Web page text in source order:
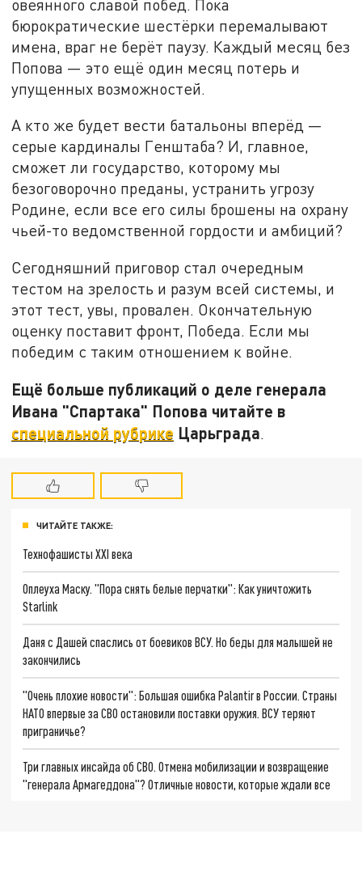
овеянного славой побед. Пока
бюрократические шестёрки перемалывают
имена, враг не берёт паузу. Каждый месяц без
Попова — это ещё один месяц потерь и
упущенных возможностей.
А кто же будет вести батальоны вперёд —
серые кардиналы Генштаба? И, главное,
сможет ли государство, которому мы
безоговорочно преданы, устранить угрозу
Родине, если все его силы брошены на охрану
чьей-то ведомственной гордости и амбиций?
Сегодняшний приговор стал очередным
тестом на зрелость и разум всей системы, и
этот тест, увы, провален. Окончательную
оценку поставит фронт, Победа. Если мы
победим с таким отношением к войне.
Ещё больше публикаций о деле генерала
Ивана "Спартака" Попова читайте в
специальной рубрике Царьграда.
ЧИТАЙТЕ ТАКЖЕ:
Технофашисты XXI века
Оплеуха Маску. "Пора снять белые перчатки": Как уничтожить
Starlink
Даня с Дашей спаслись от боевиков ВСУ. Но беды для малышей не
закончились
"Очень плохие новости": Большая ошибка Palantir в России. Страны
НАТО впервые за СВО остановили поставки оружия. ВСУ теряют
приграничье?
Три главных инсайда об СВО. Отмена мобилизации и возвращение
"генерала Армагеддона"? Отличные новости, которые ждали все